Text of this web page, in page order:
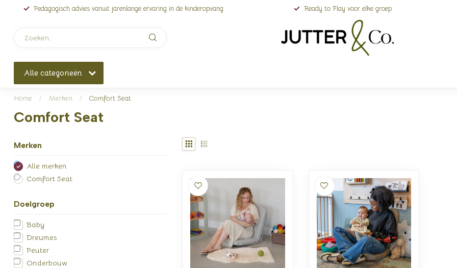
Pedagogisch advies vanuit jarenlange ervaring in de kinderopvang Ready to Play voor elke groep
Alle categorieën
Home / Merken / Comfort Seat
Comfort Seat
Merken
Alle merken
Comfort Seat
Doelgroep
Baby
Dreumes
Peuter
Onderbouw